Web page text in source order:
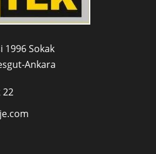
1996 Sokak
Ankara
22